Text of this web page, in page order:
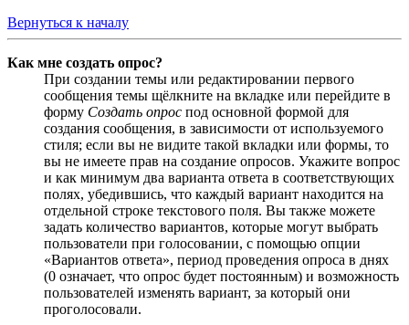
Вернуться к началу
Как мне создать опрос?
При создании темы или редактировании первого
сообщения темы щёлкните на вкладке или перейдите в
форму Создать опрос под основной формой для
создания сообщения, в зависимости от используемого
стиля; если вы не видите такой вкладки или формы, то
вы не имеете прав на создание опросов. Укажите вопрос
и как минимум два варианта ответа в соответствующих
полях, убедившись, что каждый вариант находится на
отдельной строке текстового поля. Вы также можете
задать количество вариантов, которые могут выбрать
пользователи при голосовании, с помощью опции
«Вариантов ответа», период проведения опроса в днях
(0 означает, что опрос будет постоянным) и возможность
пользователей изменять вариант, за который они
проголосовали.